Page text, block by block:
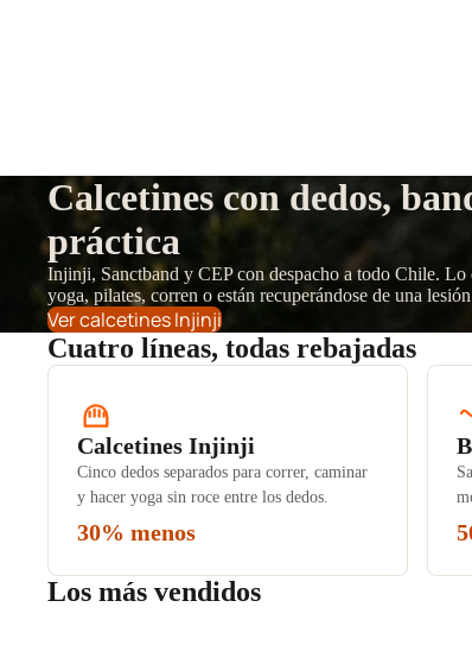
Calcetines con dedos,
práctica
Injinji, Sanctband y CEP con despacho a todo Chile. Lo
yoga, pilates, corren o están recuperándose de una
Ver calcetines Injinji
Cuatro líneas, todas rebajadas
Calcetines Injinji
Cinco dedos separados para correr, caminar
y hacer yoga sin roce entre los dedos.
30% menos
Los más vendidos